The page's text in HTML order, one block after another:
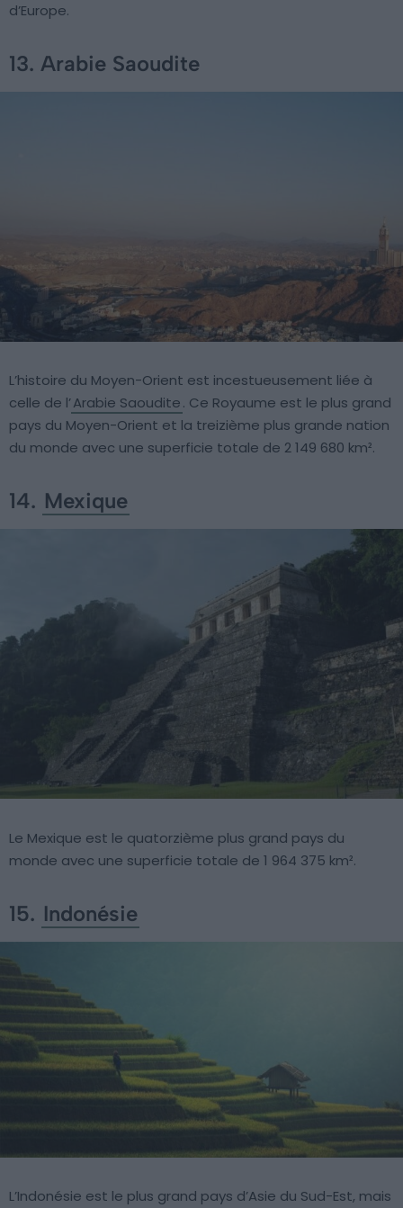
d’Europe.
13. Arabie Saoudite
L’histoire du Moyen-Orient est incestueusement liée à
celle de l’Arabie Saoudite. Ce Royaume est le plus grand
pays du Moyen-Orient et la treizième plus grande nation
du monde avec une superficie totale de 2 149 680 km².
14. Mexique
Le Mexique est le quatorzième plus grand pays du
monde avec une superficie totale de 1 964 375 km².
15. Indonésie
L’Indonésie est le plus grand pays d’Asie du Sud-Est, mais